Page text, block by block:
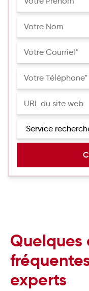
Quelques
experts